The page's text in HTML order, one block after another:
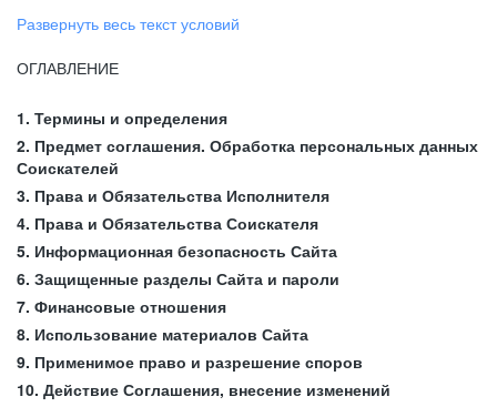
Развернуть весь текст условий
ОГЛАВЛЕНИЕ
1. Термины и определения
2. Предмет соглашения. Обработка персональных данных
Соискателей
3. Права и Обязательства Исполнителя
4. Права и Обязательства Соискателя
5. Информационная безопасность Сайта
6. Защищенные разделы Сайта и пароли
7. Финансовые отношения
8. Использование материалов Сайта
9. Применимое право и разрешение споров
10. Действие Соглашения, внесение изменений